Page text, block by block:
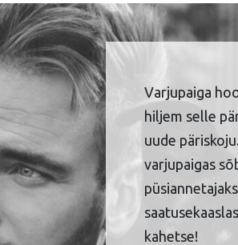
Varjupaiga
hiljem selle
uude
varjupaigas
kahetse!